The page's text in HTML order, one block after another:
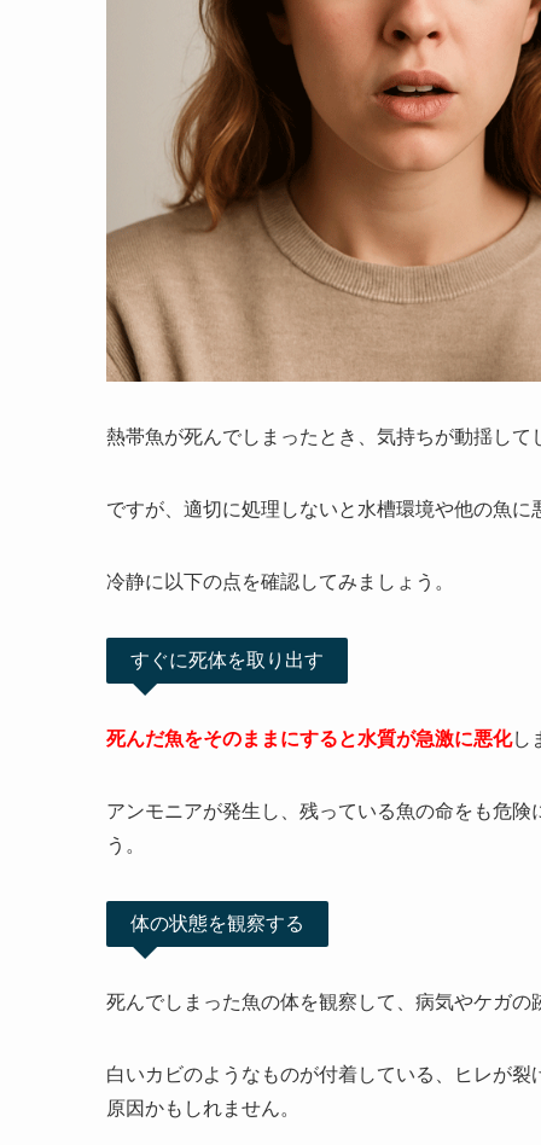
熱帯魚が死んでしまったとき、気持ちが動揺して
ですが、適切に処理しないと水槽環境や他の魚
冷静に以下の点を確認してみましょう。
すぐに死体を取り出す
死んだ魚をそのままにすると水質が急激に悪化し
アンモニアが発生し、残っている魚の命をも危
う。
体の状態を観察する
死んでしまった魚の体を観察して、病気やケガの
白いカビのようなものが付着している、ヒレが
原因かもしれません。